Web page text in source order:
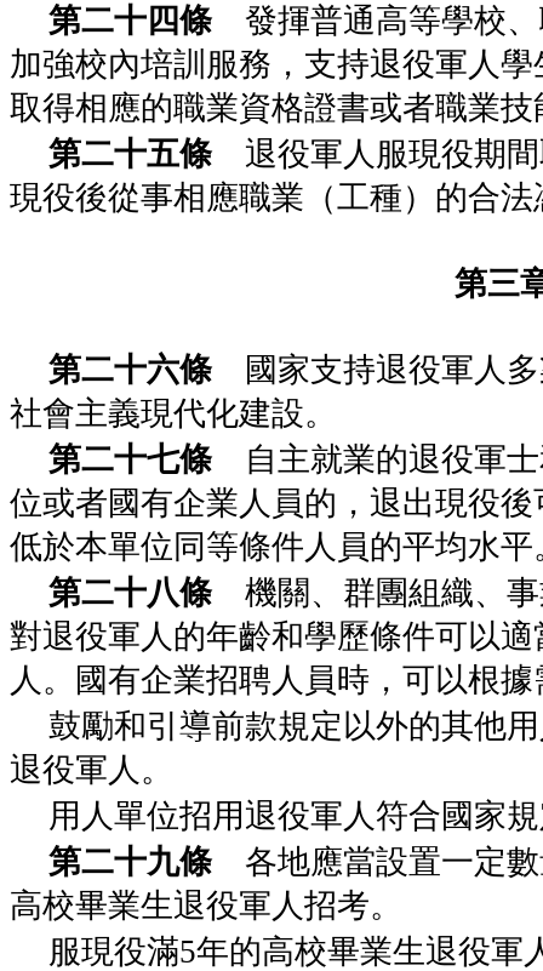
第二十四條
發揮普通高等學校
加強校內培訓服務，支持退役軍人
取得相應的職業資格證書或者職業
第二十五條
退役軍人服現役期
現役後從事相應職業（工種）的合
第三
第二十六條
國家支持退役軍人
社會主義現代化建設。
第二十七條
自主就業的退役軍
位或者國有企業人員的，退出現役
低於本單位同等條件人員的平均水平
第二十八條
機關、群團組織、
對退役軍人的年齡和學歷條件可以
人。國有企業招聘人員時，可以根
鼓勵和引導前款規定以外的其他
退役軍人。
用人單位招用退役軍人符合國家
第二十九條
各地應當設置一定
高校畢業生退役軍人招考。
服現役滿5年的高校畢業生退役